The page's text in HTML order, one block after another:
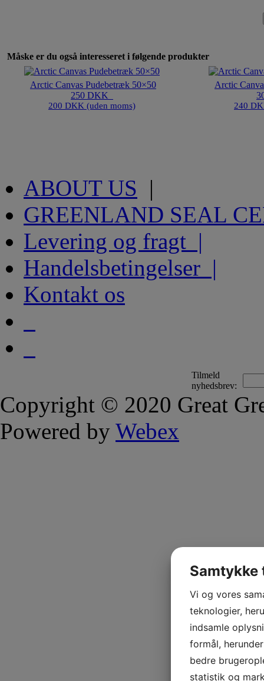
Måske er du også interesseret i følgende produkter
Arctic Canvas Pudebetræk 50×50
250 DKK
200 DKK (uden moms)
Arctic
240
ABOUT US |
GREENLAND SEAL
Levering og fragt |
Handelsbetingelser |
Kontakt os
Tilmeld
nyhedsbrev:
Copyright © 2020 Great
Powered by Webex
Vi og vores
teknologier,
indsamle
formål,
bedre
statistik og